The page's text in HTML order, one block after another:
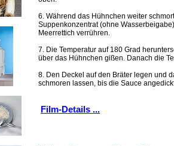
6. Während das Hühnchen weiter
Suppenkonzentrat (ohne
Meerrettich verrühren.
7. Die Temperatur auf 180 Grad
über das Hühnchen gißen. Danach die
8. Den Deckel auf den Bräter legen und
schmoren lassen, bis die Sauce
Film-Details ...